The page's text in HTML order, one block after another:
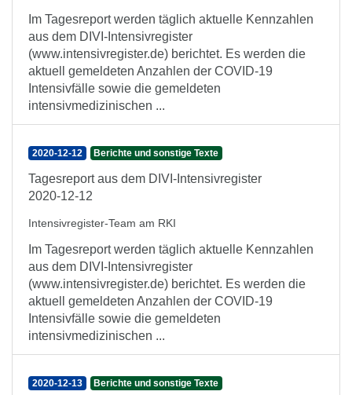
Im Tagesreport werden täglich aktuelle Kennzahlen
aus dem DIVI-Intensivregister
(www.intensivregister.de) berichtet. Es werden die
aktuell gemeldeten Anzahlen der COVID-19
Intensivfälle sowie die gemeldeten
intensivmedizinischen ...
2020-12-12 Berichte und sonstige Texte
Tagesreport aus dem DIVI-Intensivregister
2020-12-12
Intensivregister-Team am RKI
Im Tagesreport werden täglich aktuelle Kennzahlen
aus dem DIVI-Intensivregister
(www.intensivregister.de) berichtet. Es werden die
aktuell gemeldeten Anzahlen der COVID-19
Intensivfälle sowie die gemeldeten
intensivmedizinischen ...
2020-12-13 Berichte und sonstige Texte